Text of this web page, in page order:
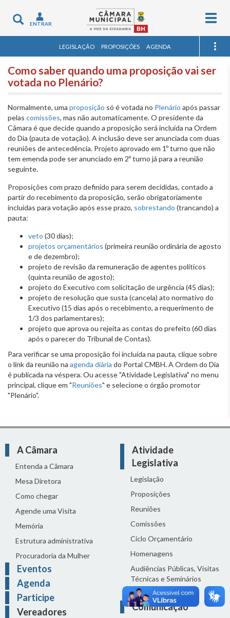
Toggle
navigation
ENTRAR
LEGISLAÇÃO PROPOSIÇÕES AGENDA
Como saber quando uma proposição vai ser
votada no Plenário?
Normalmente, uma proposição só é votada no Plenário após passar
pelas comissões, mas não automaticamente. O presidente da
Câmara é que decide quando a proposição será incluída na Ordem
do Dia (pauta de votação). A inclusão deve ser anunciada com duas
reuniões de antecedência. Projeto aprovado em 1º turno que não
tem emenda pode ser anunciado em 2º turno já para a reunião
seguinte.
Proposições com prazo definido para serem decididas, contado a
partir do recebimento da proposição, serão obrigatoriamente
incluídas para votação após esse prazo, sobrestando (trancando) a
pauta:
veto (30 dias);
projetos orçamentários (primeira reunião ordinária de agosto
e de dezembro);
projeto de revisão da remuneração de agentes políticos
(quinta reunião de agosto);
projeto do Executivo com solicitação de urgência (45 dias);
projeto de resolução que susta (cancela) ato normativo do
Executivo (15 dias após o recebimento, a requerimento de
1/3 dos parlamentares);
projeto que aprova ou rejeita as contas do prefeito (60 dias
após o parecer do Tribunal de Contas).
Para verificar se uma proposição foi incluída na pauta, clique sobre
o link da reunião na agenda diária do Portal CMBH. A Ordem do Dia
é publicada na véspera. Ou acesse "Atividade Legislativa" no menu
principal, clique em "Reuniões" e selecione o órgão promotor
"Plenário".
A Câmara
Entenda a Câmara
Mesa Diretora
Como chegar
Agende uma Visita
Memória
Estrutura administrativa
Procuradoria da Mulher
Eventos
Agenda
Participe
Vereadores
Atividade
Legislativa
Legislação
Proposições
Reuniões
Comissões
Ciclo Orçamentário
Homenagens
Audiências Públicas, Visitas
Técnicas e Seminários
Distribuição do dia
Comunicação